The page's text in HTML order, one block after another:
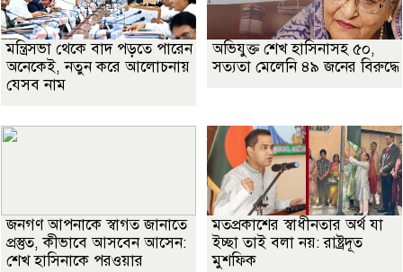
মন্ত্রিসভা থেকে বাদ পড়তে পারেন
অনেকেই, নতুন করে আলোচনায়
যেসব নাম
অভিযুক্ত শেখ হাসিনাসহ ৫০,
সত্যতা মেলেনি ৪৯ জনের বিরুদ্ধে
জনগণ আপনাকে স্বাগত জানাতে
প্রস্তুত, কীভাবে আসবেন আসেন:
শেখ হাসিনাকে পরওয়ার
মতপ্রকাশের স্বাধীনতার অর্থ যা
ইচ্ছা তাই বলা নয়: রাষ্ট্রদূত
মুশফিক